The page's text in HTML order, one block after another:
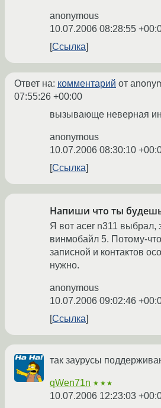
anonymous
10.07.2006 08:28:55
Ссылка
Ответ на: комментарий от
07:55:26 +00:00
вызывающе неверная
anonymous
10.07.2006 08:30:10
Ссылка
Напиши что ты
Я вот acer n311 выбрал,
винмобайл 5. Потому-
записной и контактов
нужно.
anonymous
10.07.2006 09:02:46
Ссылка
так заурусы
qWen71n ★★★
10.07.2006 12:23:03